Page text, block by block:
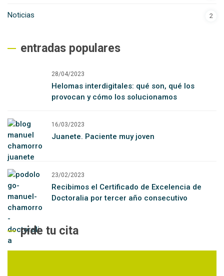
Noticias 2
entradas populares
28/04/2023
Helomas interdigitales: qué son, qué los
provocan y cómo los solucionamos
16/03/2023
Juanete. Paciente muy joven
23/02/2023
Recibimos el Certificado de Excelencia de
Doctoralia por tercer año consecutivo
pide tu cita